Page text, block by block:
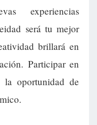
experiencias
será tu mejor
brillará en
Participar en
la oportunidad de